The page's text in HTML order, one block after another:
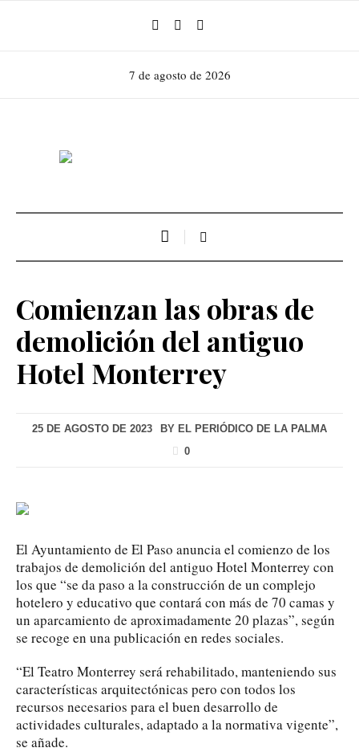
7 de agosto de 2026
Comienzan las obras de
demolición del antiguo
Hotel Monterrey
25 DE AGOSTO DE 2023 BY EL PERIÓDICO DE LA PALMA
0
El Ayuntamiento de El Paso anuncia el comienzo de los
trabajos de demolición del antiguo Hotel Monterrey con
los que “se da paso a la construcción de un complejo
hotelero y educativo que contará con más de 70 camas y
un aparcamiento de aproximadamente 20 plazas”, según
se recoge en una publicación en redes sociales.
“El Teatro Monterrey será rehabilitado, manteniendo sus
características arquitectónicas pero con todos los
recursos necesarios para el buen desarrollo de
actividades culturales, adaptado a la normativa vigente”,
se añade.